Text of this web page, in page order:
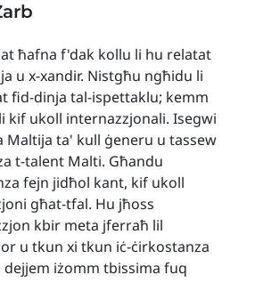
ħafna f'dak kollu li hu relatat
u x-xandir. Nistgħu ngħidu li
fid-dinja tal-ispettaklu; kemm
kif ukoll internazzjonali. Isegwi
Maltija ta' kull ġeneru u tassew
t-talent Malti. Għandu
fejn jidħol kant, kif ukoll
għat-tfal. Hu jħoss
kbir meta jferraħ lil
u tkun xi tkun iċ-ċirkostanza
dejjem iżomm tbissima fuq